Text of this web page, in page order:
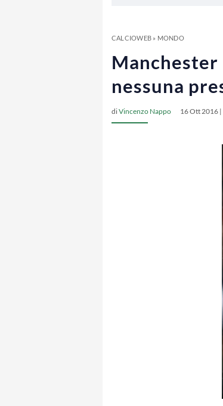
CALCIOWEB» MONDO
Manchester
nessuna
diVincenzo Nappo 16 Ott 2016